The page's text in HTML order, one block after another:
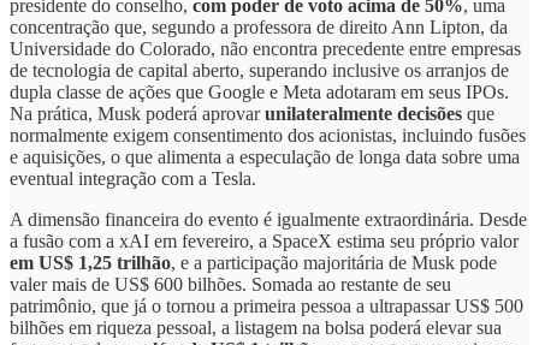
presidente do conselho, com poder de voto acima de 50%, uma
concentração que, segundo a professora de direito Ann Lipton, da
Universidade do Colorado, não encontra precedente entre empresas
de tecnologia de capital aberto, superando inclusive os arranjos de
dupla classe de ações que Google e Meta adotaram em seus IPOs.
Na prática, Musk poderá aprovarunilateralmente decisões que
normalmente exigem consentimento dos acionistas, incluindo fusões
e aquisições, o que alimenta a especulação de longa data sobre uma
eventual integração com a Tesla.
A dimensão financeira do evento é igualmente extraordinária. Desde
a fusão com a xAI em fevereiro, a SpaceX estima seu próprio valor
em US$ 1,25 trilhão, e a participação majoritária de Musk pode
valer mais de US$ 600 bilhões. Somada ao restante de seu
patrimônio, que já o tornou a primeira pessoa a ultrapassar US$ 500
bilhões em riqueza pessoal, a listagem na bolsa poderá elevar sua